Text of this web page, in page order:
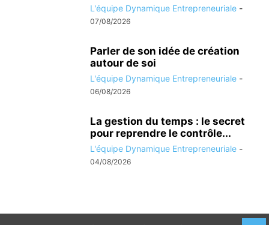
L'équipe Dynamique Entrepreneuriale -
07/08/2026
Parler de son idée de création
autour de soi
L'équipe Dynamique Entrepreneuriale -
06/08/2026
La gestion du temps : le secret
pour reprendre le contrôle...
L'équipe Dynamique Entrepreneuriale -
04/08/2026